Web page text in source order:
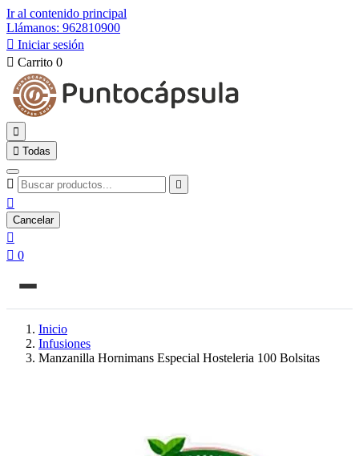
Ir al contenido principal
Llámanos: 962810900
 Iniciar sesión
 Carrito 0

 Todas
 

Cancelar

 0
Inicio
Infusiones
Manzanilla Hornimans Especial Hosteleria 100 Bolsitas